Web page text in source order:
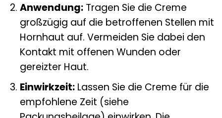
Anwendung:Tragen Sie die Creme
großzügig auf die betroffenen Stellen mit
Hornhaut auf. Vermeiden Sie dabei den
Kontakt mit offenen Wunden oder
gereizter Haut.
Einwirkzeit:Lassen Sie die Creme für die
empfohlene Zeit (siehe